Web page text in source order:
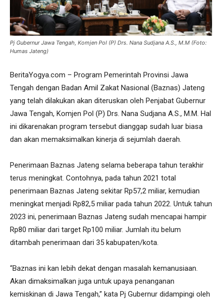
Pj Gubernur Jawa Tengah, Komjen Pol (P) Drs. Nana Sudjana A.S., M.M (Foto:
Humas Jateng)
BeritaYogya.com – Program Pemerintah Provinsi Jawa
Tengah dengan Badan Amil Zakat Nasional (Baznas) Jateng
yang telah dilakukan akan diteruskan oleh Penjabat Gubernur
Jawa Tengah, Komjen Pol (P) Drs. Nana Sudjana A.S., M.M. Hal
ini dikarenakan program tersebut dianggap sudah luar biasa
dan akan memaksimalkan kinerja di sejumlah daerah.
Penerimaan Baznas Jateng selama beberapa tahun terakhir
terus meningkat. Contohnya, pada tahun 2021 total
penerimaan Baznas Jateng sekitar Rp57,2 miliar, kemudian
meningkat menjadi Rp82,5 miliar pada tahun 2022. Untuk tahun
2023 ini, penerimaan Baznas Jateng sudah mencapai hampir
Rp80 miliar dari target Rp100 miliar. Jumlah itu belum
ditambah penerimaan dari 35 kabupaten/kota.
“Baznas ini kan lebih dekat dengan masalah kemanusiaan.
Akan dimaksimalkan juga untuk upaya penanganan
kemiskinan di Jawa Tengah,” kata Pj Gubernur didampingi oleh